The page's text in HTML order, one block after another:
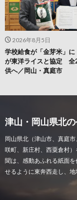
2026年8月5日
学校給食が「金芽米」
が東洋ライスと協定 全
供へ／岡山・真庭市
津山・岡山県北
岡山県北（津山市、真庭
咲町、新庄村、西粟倉村
聞は、感動あふれる紙面
せるように東奔西走し、地